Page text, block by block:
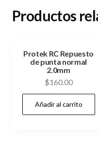
Productos
Protek RC Repuesto
de punta normal
2.0mm
$160.00
Añadir al carrito